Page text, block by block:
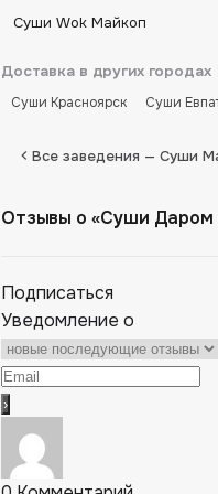
Суши Wok Майкоп
Доставка в других городах
Суши Красноярск Суши
Все заведения — Суши
Отзывы о «Суши Даром
Подписаться
Уведомление о